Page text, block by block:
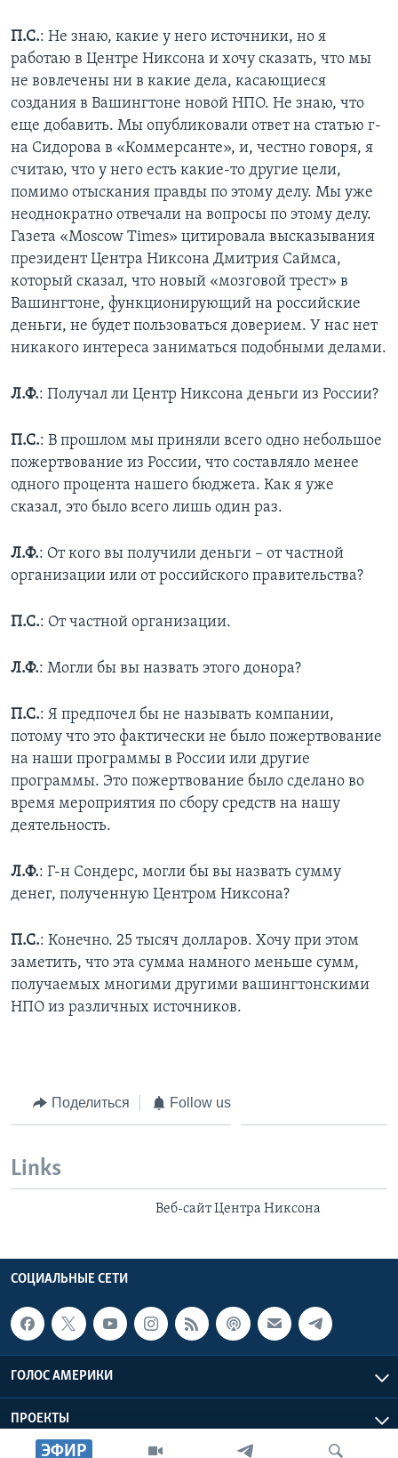
ЭФИР
П.С.: Не знаю, какие у него источники, но я
работаю в Центре Никсона и хочу сказать, что мы
не вовлечены ни в какие дела, касающиеся
создания в Вашингтоне новой НПО. Не знаю, что
еще добавить. Мы опубликовали ответ на статью г-
на Сидорова в «Коммерсанте», и, честно говоря, я
считаю, что у него есть какие-то другие цели,
помимо отыскания правды по этому делу. Мы уже
неоднократно отвечали на вопросы по этому делу.
Газета «Moscow Times» цитировала высказывания
президент Центра Никсона Дмитрия Саймса,
который сказал, что новый «мозговой трест» в
Вашингтоне, функционирующий на российские
деньги, не будет пользоваться доверием. У нас нет
никакого интереса заниматься подобными делами.
Л.Ф.: Получал ли Центр Никсона деньги из России?
П.С.: В прошлом мы приняли всего одно небольшое
пожертвование из России, что составляло менее
одного процента нашего бюджета. Как я уже
сказал, это было всего лишь один раз.
Л.Ф.: От кого вы получили деньги – от частной
организации или от российского правительства?
П.С.: От частной организации.
Л.Ф.: Могли бы вы назвать этого донора?
П.С.: Я предпочел бы не называть компании,
потому что это фактически не было пожертвование
на наши программы в России или другие
программы. Это пожертвование было сделано во
время мероприятия по сбору средств на нашу
деятельность.
Л.Ф.: Г-н Сондерс, могли бы вы назвать сумму
денег, полученную Центром Никсона?
П.С.: Конечно. 25 тысяч долларов. Хочу при этом
заметить, что эта сумма намного меньше сумм,
получаемых многими другими вашингтонскими
НПО из различных источников.
Поделиться Follow us
Links
Веб-сайт Центра Никсона
СОЦИАЛЬНЫЕ СЕТИ
ГОЛОС АМЕРИКИ
ПРОЕКТЫ